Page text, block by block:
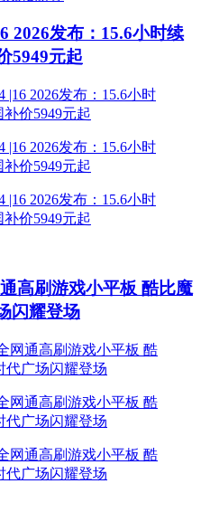
2026发布：15.6小时续
5949元起
高刷游戏小平板 酷比魔
闪耀登场